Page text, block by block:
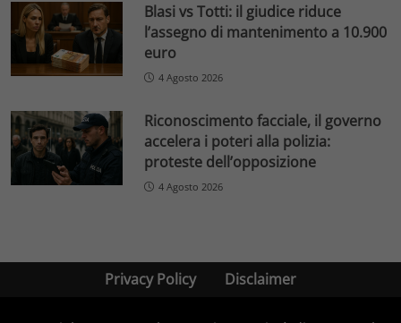
Blasi vs Totti: il giudice riduce
l’assegno di mantenimento a 10.900
euro
4 Agosto 2026
Riconoscimento facciale, il governo
accelera i poteri alla polizia:
proteste dell’opposizione
4 Agosto 2026
Privacy Policy Disclaimer